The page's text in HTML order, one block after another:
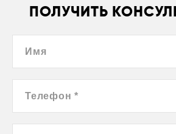
ПОЛУЧИТЬ
Имя
Телефон *